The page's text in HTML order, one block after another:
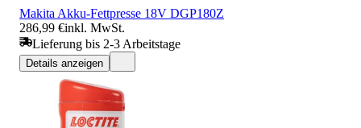
Makita Akku-Fettpresse 18V DGP180Z
286,99 €inkl. MwSt.
Lieferung bis 2-3 Arbeitstage
Details anzeigen